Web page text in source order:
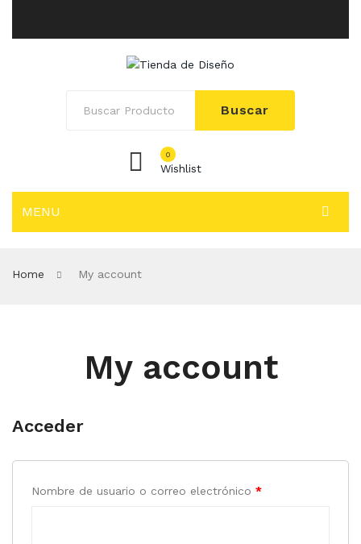
Buscar
0
Wishlist
MENU
SOLUCIONES
Carnet ó Carné
Home My account
My account
Acceder
Nombre de usuario o correo electrónico *